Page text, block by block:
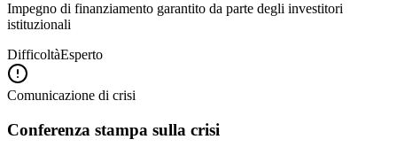
Impegno di finanziamento garantito da parte degli investitori
istituzionali
DifficoltàEsperto
Comunicazione di crisi
Conferenza stampa sulla crisi